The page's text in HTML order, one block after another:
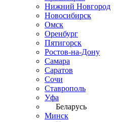
Нижний Новгород
Новосибирск
Омск
Оренбург
Пятигорск
Ростов-на-Дону
Самара
Саратов
Сочи
Ставрополь
Уфа
Беларусь
Минск